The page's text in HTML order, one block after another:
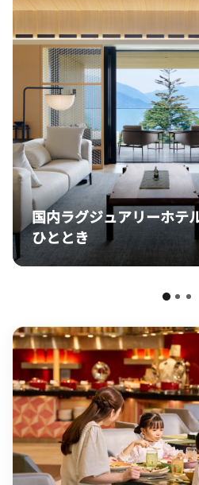
国内ラグジュアリーホテ
ひととき